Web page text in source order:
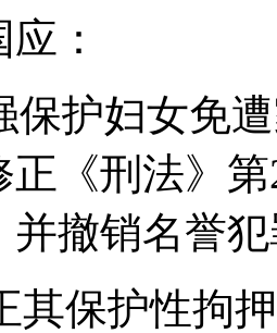
：
保护妇女免
正《刑法》
并撤销名誉
其保护性拘